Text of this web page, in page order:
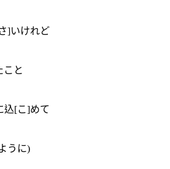
]いけれど
こと
込[こ]めて
うに)